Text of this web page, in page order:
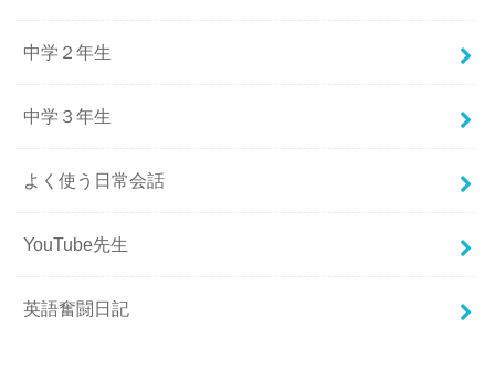
中学２年生
中学３年生
よく使う日常会話
YouTube先生
英語奮闘日記